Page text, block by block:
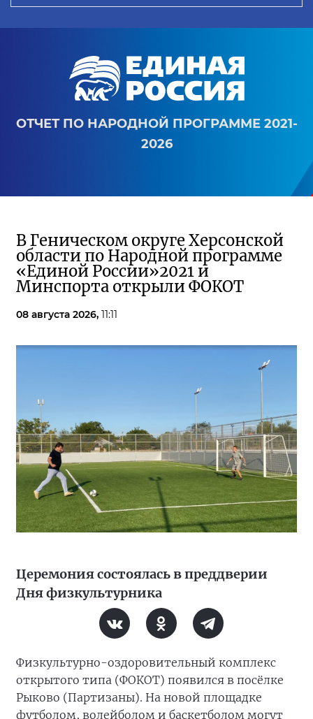
ОТЧЕТ ПО НАРОДНОЙ ПРОГРАММЕ 2021-
2026
В Геническом округе Херсонской
области по Народной программе
«Единой России»2021 и
Минспорта открыли ФОКОТ
08 августа 2026, 11:11
Церемония состоялась в преддверии
Дня физкультурника
Физкультурно-оздоровительный комплекс
открытого типа (ФОКОТ) появился в посёлке
Рыково (Партизаны). На новой площадке
футболом, волейболом и баскетболом могут